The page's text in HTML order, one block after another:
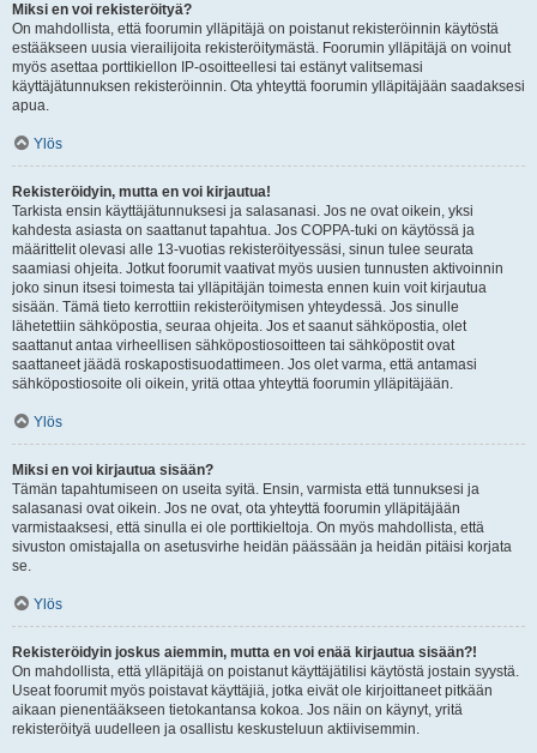
Miksi en voi rekisteröityä?
On mahdollista, että foorumin ylläpitäjä on poistanut rekisteröinnin käytöstä
estääkseen uusia vierailijoita rekisteröitymästä. Foorumin ylläpitäjä on voinut
myös asettaa porttikiellon IP-osoitteellesi tai estänyt valitsemasi
käyttäjätunnuksen rekisteröinnin. Ota yhteyttä foorumin ylläpitäjään saadaksesi
apua.
Ylös
Rekisteröidyin, mutta en voi kirjautua!
Tarkista ensin käyttäjätunnuksesi ja salasanasi. Jos ne ovat oikein, yksi
kahdesta asiasta on saattanut tapahtua. Jos COPPA-tuki on käytössä ja
määrittelit olevasi alle 13-vuotias rekisteröityessäsi, sinun tulee seurata
saamiasi ohjeita. Jotkut foorumit vaativat myös uusien tunnusten aktivoinnin
joko sinun itsesi toimesta tai ylläpitäjän toimesta ennen kuin voit kirjautua
sisään. Tämä tieto kerrottiin rekisteröitymisen yhteydessä. Jos sinulle
lähetettiin sähköpostia, seuraa ohjeita. Jos et saanut sähköpostia, olet
saattanut antaa virheellisen sähköpostiosoitteen tai sähköpostit ovat
saattaneet jäädä roskapostisuodattimeen. Jos olet varma, että antamasi
sähköpostiosoite oli oikein, yritä ottaa yhteyttä foorumin ylläpitäjään.
Ylös
Miksi en voi kirjautua sisään?
Tämän tapahtumiseen on useita syitä. Ensin, varmista että tunnuksesi ja
salasanasi ovat oikein. Jos ne ovat, ota yhteyttä foorumin ylläpitäjään
varmistaaksesi, että sinulla ei ole porttikieltoja. On myös mahdollista, että
sivuston omistajalla on asetusvirhe heidän päässään ja heidän pitäisi korjata
se.
Ylös
Rekisteröidyin joskus aiemmin, mutta en voi enää kirjautua sisään?!
On mahdollista, että ylläpitäjä on poistanut käyttäjätilisi käytöstä jostain syystä.
Useat foorumit myös poistavat käyttäjiä, jotka eivät ole kirjoittaneet pitkään
aikaan pienentääkseen tietokantansa kokoa. Jos näin on käynyt, yritä
rekisteröityä uudelleen ja osallistu keskusteluun aktiivisemmin.